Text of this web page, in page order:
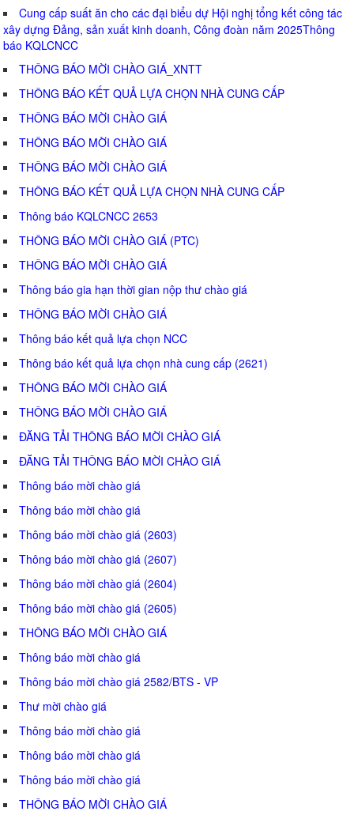
Cung cấp suất ăn cho các đại biểu dự Hội nghị tổng kết công tác
xây dựng Đảng, sản xuất kinh doanh, Công đoàn năm 2025Thông
báo KQLCNCC
THÔNG BÁO MỜI CHÀO GIÁ_XNTT
THÔNG BÁO KẾT QUẢ LỰA CHỌN NHÀ CUNG CẤP
THÔNG BÁO MỜI CHÀO GIÁ
THÔNG BÁO MỜI CHÀO GIÁ
THÔNG BÁO MỜI CHÀO GIÁ
THÔNG BÁO KẾT QUẢ LỰA CHỌN NHÀ CUNG CẤP
Thông báo KQLCNCC 2653
THÔNG BÁO MỜI CHÀO GIÁ (PTC)
THÔNG BÁO MỜI CHÀO GIÁ
Thông báo gia hạn thời gian nộp thư chào giá
THÔNG BÁO MỜI CHÀO GIÁ
Thông báo kết quả lựa chọn NCC
Thông báo kết quả lựa chọn nhà cung cấp (2621)
THÔNG BÁO MỜI CHÀO GIÁ
THÔNG BÁO MỜI CHÀO GIÁ
ĐĂNG TẢI THÔNG BÁO MỜI CHÀO GIÁ
ĐĂNG TẢI THÔNG BÁO MỜI CHÀO GIÁ
Thông báo mời chào giá
Thông báo mời chào giá
Thông báo mời chào giá (2603)
Thông báo mời chào giá (2607)
Thông báo mời chào giá (2604)
Thông báo mời chào giá (2605)
THÔNG BÁO MỜI CHÀO GIÁ
Thông báo mời chào giá
Thông báo mời chào giá 2582/BTS - VP
Thư mời chào giá
Thông báo mời chào giá
Thông báo mời chào giá
Thông báo mời chào giá
THÔNG BÁO MỜI CHÀO GIÁ